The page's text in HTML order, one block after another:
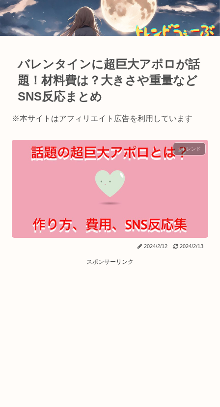
バレンタインに超巨大アポロが話
題！材料費は？大きさや重量など
SNS反応まとめ
※本サイトはアフィリエイト広告を利用しています
⭐︎トレンド
2024/2/12 2024/2/13
スポンサーリンク